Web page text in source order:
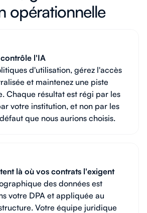
opérationnelle
l'IA
d'utilisation, gérez l'accès
et maintenez une piste
Chaque résultat est régi par les
votre institution, et non par les
que nous aurions choisis.
là où vos contrats l'exigent
des données est
votre DPA et appliquée au
Votre équipe juridique